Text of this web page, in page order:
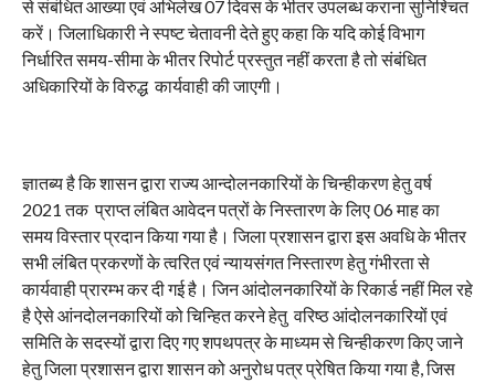
से संबंधित आख्या एवं अभिलेख 07 दिवस के भीतर उपलब्ध कराना सुनिश्चित
करें। जिलाधिकारी ने स्पष्ट चेतावनी देते हुए कहा कि यदि कोई विभाग
निर्धारित समय-सीमा के भीतर रिपोर्ट प्रस्तुत नहीं करता है तो संबंधित
अधिकारियों के विरुद्ध कार्यवाही की जाएगी।
ज्ञातब्य है कि शासन द्वारा राज्य आन्दोलनकारियों के चिन्हीकरण हेतु वर्ष
2021 तक प्राप्त लंबित आवेदन पत्रों के निस्तारण के लिए 06 माह का
समय विस्तार प्रदान किया गया है। जिला प्रशासन द्वारा इस अवधि के भीतर
सभी लंबित प्रकरणों के त्वरित एवं न्यायसंगत निस्तारण हेतु गंभीरता से
कार्यवाही प्रारम्भ कर दी गई है। जिन आंदोलनकारियों के रिकार्ड नहीं मिल रहे
है ऐसे आंनदोलनकारियों को चिन्हित करने हेतु वरिष्ठ आंदोलनकारियों एवं
समिति के सदस्यों द्वारा दिए गए शपथपत्र के माध्यम से चिन्हीकरण किए जाने
हेतु जिला प्रशासन द्वारा शासन को अनुरोध पत्र प्रेषित किया गया है, जिस